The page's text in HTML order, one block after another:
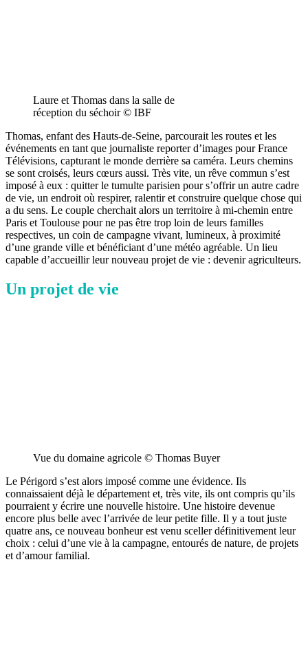
Laure et Thomas dans la salle de
réception du séchoir © IBF
Thomas, enfant des Hauts-de-Seine, parcourait les routes et les
événements en tant que journaliste reporter d’images pour France
Télévisions, capturant le monde derrière sa caméra. Leurs chemins
se sont croisés, leurs cœurs aussi. Très vite, un rêve commun s’est
imposé à eux : quitter le tumulte parisien pour s’offrir un autre cadre
de vie, un endroit où respirer, ralentir et construire quelque chose qui
a du sens. Le couple cherchait alors un territoire à mi-chemin entre
Paris et Toulouse pour ne pas être trop loin de leurs familles
respectives, un coin de campagne vivant, lumineux, à proximité
d’une grande ville et bénéficiant d’une météo agréable. Un lieu
capable d’accueillir leur nouveau projet de vie : devenir agriculteurs.
Un projet de vie
Vue du domaine agricole © Thomas Buyer
Le Périgord s’est alors imposé comme une évidence. Ils
connaissaient déjà le département et, très vite, ils ont compris qu’ils
pourraient y écrire une nouvelle histoire. Une histoire devenue
encore plus belle avec l’arrivée de leur petite fille. Il y a tout juste
quatre ans, ce nouveau bonheur est venu sceller définitivement leur
choix : celui d’une vie à la campagne, entourés de nature, de projets
et d’amour familial.